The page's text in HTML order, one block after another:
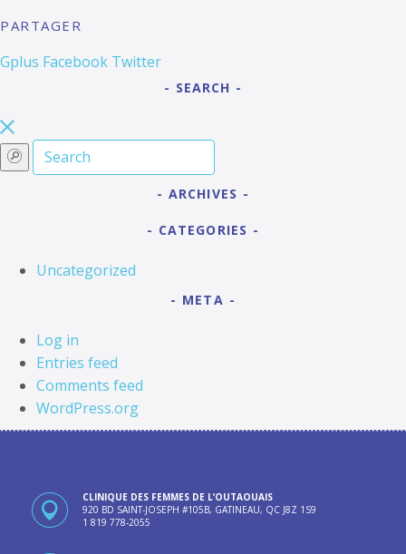
PARTAGER
Gplus Facebook Twitter
SEARCH
ARCHIVES
CATEGORIES
Uncategorized
META
Log in
Entries feed
Comments feed
WordPress.org
CLINIQUE DES FEMMES DE L’OUTAOUAIS
920 BD SAINT-JOSEPH #105B, GATINEAU, QC J8Z 1S9
1 819 778-2055